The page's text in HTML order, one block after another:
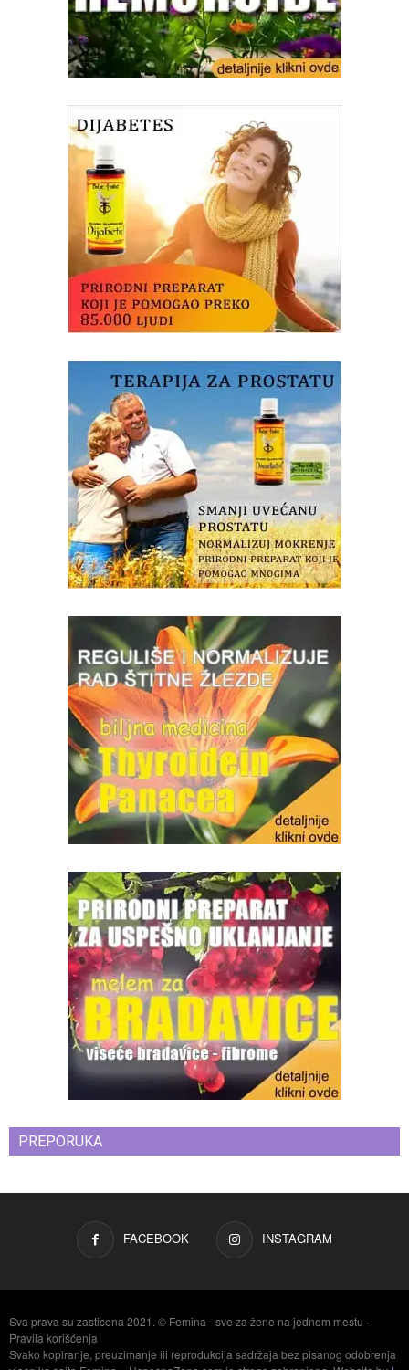
PREPORUKA
FACEBOOK INSTAGRAM
Sva prava su zasticena 2021. © Femina - sve za žene na jednom mestu -
Pravila korišćenja
Svako kopiranje, preuzimanje ili reprodukcija sadržaja bez pisanog odobrenja